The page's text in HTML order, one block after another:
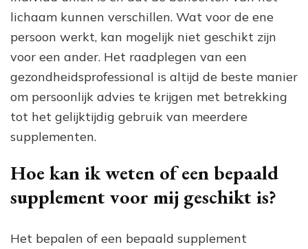
lichaam kunnen verschillen. Wat voor de ene
persoon werkt, kan mogelijk niet geschikt zijn
voor een ander. Het raadplegen van een
gezondheidsprofessional is altijd de beste manier
om persoonlijk advies te krijgen met betrekking
tot het gelijktijdig gebruik van meerdere
supplementen.
Hoe kan ik weten of een bepaald
supplement voor mij geschikt is?
Het bepalen of een bepaald supplement